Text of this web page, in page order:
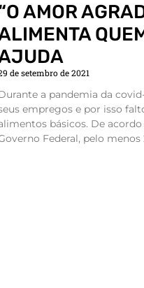
AMOR
de setembro de 2021
a pandemia da
empregos e por isso
básicos. De
Federal, pelo